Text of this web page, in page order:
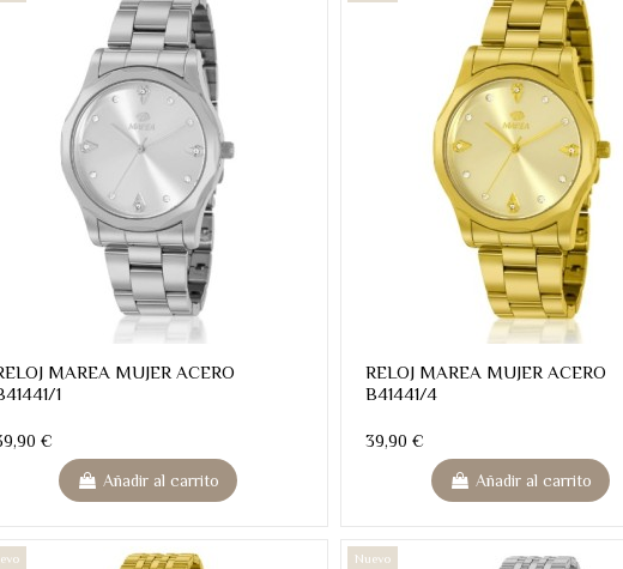
MAREA MUJER ACERO
1
€
Añadir al carrito
RELOJ MAREA MUJER ACERO
B41441/4
39,90 €
Añadir al carrito
Nuevo